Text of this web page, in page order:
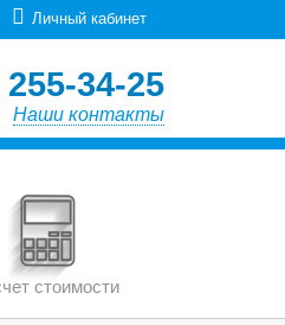
Личный кабинет
34-25
Наши контакты
стоимости